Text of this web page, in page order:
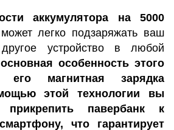
аккумулятора на 5000
легко подзаряжать ваш
устройство в любой
основная особенность этого
его магнитная зарядка
этой технологии вы
павербанк к
что гарантирует